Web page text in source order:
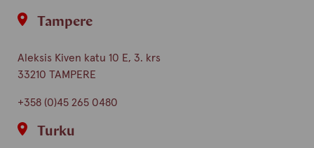
Tampere
Aleksis Kiven katu 10 E, 3. krs
33210 TAMPERE
+358 (0)45 265 0480
Turku